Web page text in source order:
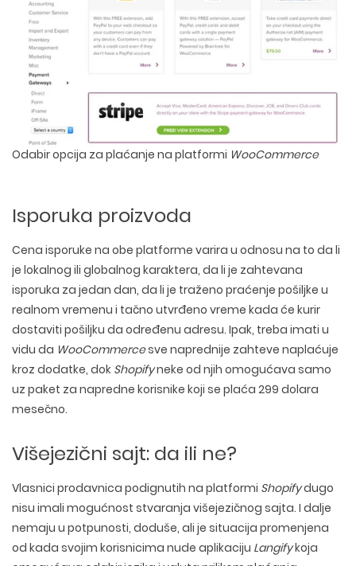
Odabir opcija za plaćanje na platformi WooCommerce
Isporuka proizvoda
Cena isporuke na obe platforme varira u odnosu na to da li
je lokalnog ili globalnog karaktera, da li je zahtevana
isporuka za jedan dan, da li je traženo praćenje pošiljke u
realnom vremenu i tačno utvrđeno vreme kada će kurir
dostaviti pošiljku da određenu adresu. Ipak, treba imati u
vidu da WooCommercesve naprednije zahteve naplaćuje
kroz dodatke, dok Shopifyneke od njih omogućava samo
uz paket za napredne korisnike koji se plaća 299 dolara
mesečno.
Višejezični sajt: da ili ne?
Vlasnici prodavnica podignutih na platformi Shopifydugo
nisu imali mogućnost stvaranja višejezičnog sajta. I dalje
nemaju u potpunosti, doduše, ali je situacija promenjena
od kada svojim korisnicima nude aplikaciju Langifykoja